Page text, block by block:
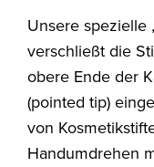
Unsere spezielle
verschließt die
obere Ende der
(pointed tip)
von
Handumdrehen